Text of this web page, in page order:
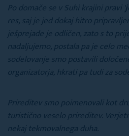
Po domače se v Suhi krajini pravi '
res, saj je jed dokaj hitro
ješprejade je odličen, zato s to
nadaljujemo, postala pa je celo
sodelovanje smo postavili
organizatorja, hkrati pa tudi za
Prireditev smo poimenovali kot
turistično veselo prireditev.
nekaj tekmovalnega duha.